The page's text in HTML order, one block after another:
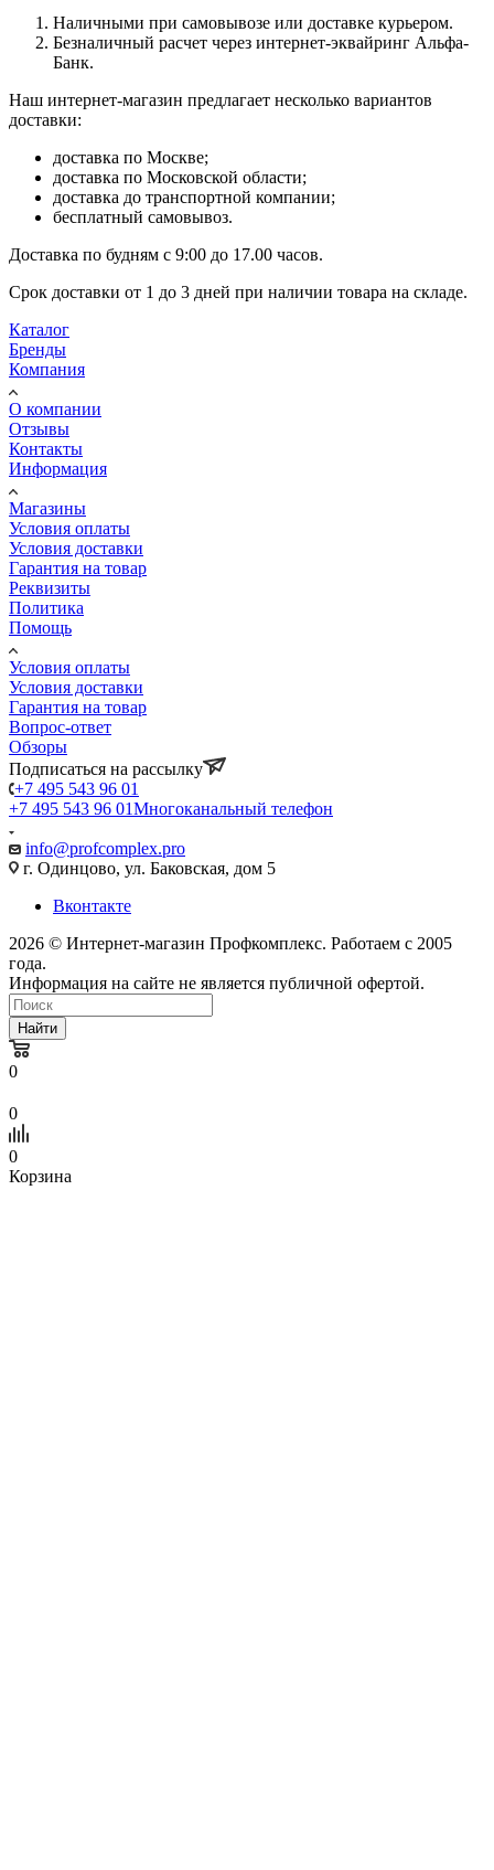
Наличными при самовывозе или доставке курьером.
Безналичный расчет через интернет-эквайринг Альфа-
Банк.
Наш интернет-магазин предлагает несколько вариантов
доставки:
доставка по Москве;
доставка по Московской области;
доставка до транспортной компании;
бесплатный самовывоз.
Доставка по будням с 9:00 до 17.00 часов.
Срок доставки от 1 до 3 дней при наличии товара на складе.
Каталог
Бренды
Компания
О компании
Отзывы
Контакты
Информация
Магазины
Условия оплаты
Условия доставки
Гарантия на товар
Реквизиты
Политика
Помощь
Условия оплаты
Условия доставки
Гарантия на товар
Вопрос-ответ
Обзоры
Подписаться на рассылку
+7 495 543 96 01
+7 495 543 96 01Многоканальный телефон
info@profcomplex.pro
г. Одинцово, ул. Баковская, дом 5
Вконтакте
2026 © Интернет-магазин Профкомплекс. Работаем с 2005
года.
Информация на сайте не является публичной офертой.
Найти
0
0
0
Корзина